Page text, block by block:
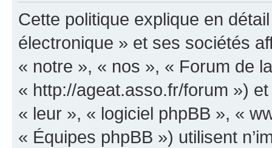
Cette politique explique en
électronique » et ses sociétés
« notre », « nos », « Forum de
« http://ageat.asso.fr/forum »)
« leur », « logiciel phpBB », «
« Équipes phpBB ») utilisent